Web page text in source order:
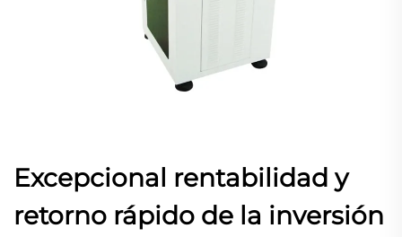
Excepcional rentabilidad y
retorno rápido de la inversión